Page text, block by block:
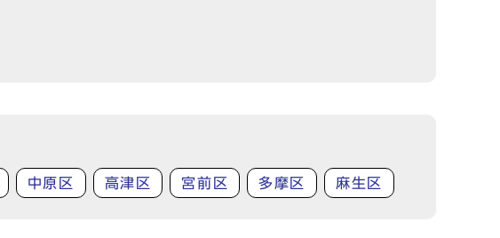
中原区 高津区 宮前区 多摩区 麻生区